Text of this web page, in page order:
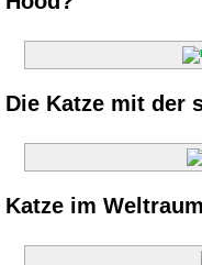
Die Katze mit der
Katze im Weltraum